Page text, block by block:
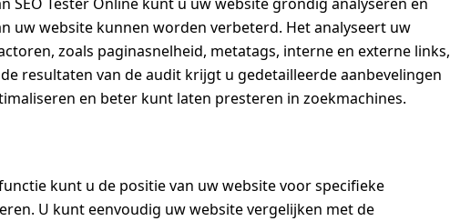
uw website kunnen worden verbeterd. Het analyseert uw
zoals paginasnelheid, metatags, interne en externe links,
resultaten van de audit krijgt u gedetailleerde aanbevelingen
en beter kunt laten presteren in zoekmachines.
kunt u de positie van uw website voor specifieke
U kunt eenvoudig uw website vergelijken met de